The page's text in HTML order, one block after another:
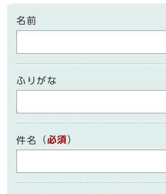
名前
ふりがな
件名 （必須）